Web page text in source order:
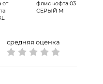
от
флис кофта 03
СЕРЫЙ M
средняя оценка